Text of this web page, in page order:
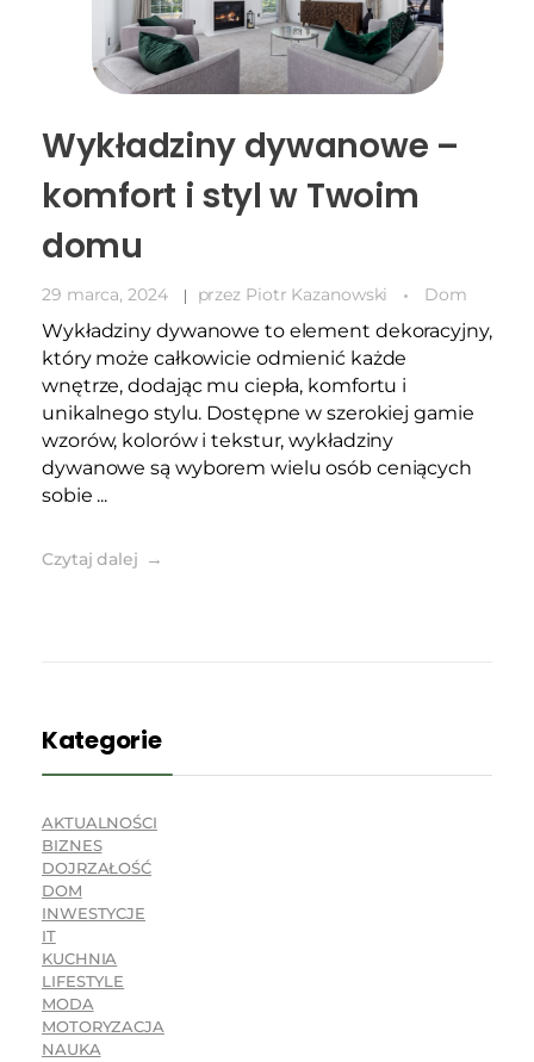
Wykładziny dywanowe –
komfort i styl w Twoim
domu
29 marca, 2024 przez Piotr Kazanowski Dom
Wykładziny dywanowe to element dekoracyjny,
który może całkowicie odmienić każde
wnętrze, dodając mu ciepła, komfortu i
unikalnego stylu. Dostępne w szerokiej gamie
wzorów, kolorów i tekstur, wykładziny
dywanowe są wyborem wielu osób ceniących
sobie ...
Czytaj dalej
Kategorie
AKTUALNOŚCI
BIZNES
DOJRZAŁOŚĆ
DOM
INWESTYCJE
IT
KUCHNIA
LIFESTYLE
MODA
MOTORYZACJA
NAUKA